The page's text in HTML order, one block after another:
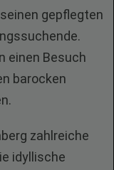
gepflegten
einen Besuch
barocken
zahlreiche
idyllische